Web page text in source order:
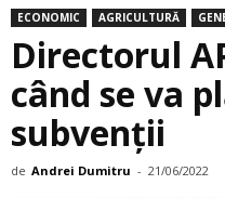
ECONOMIC AGRICULTURĂ
Directorul
când se va
subvenții
de Andrei Dumitru - 21/06/2022